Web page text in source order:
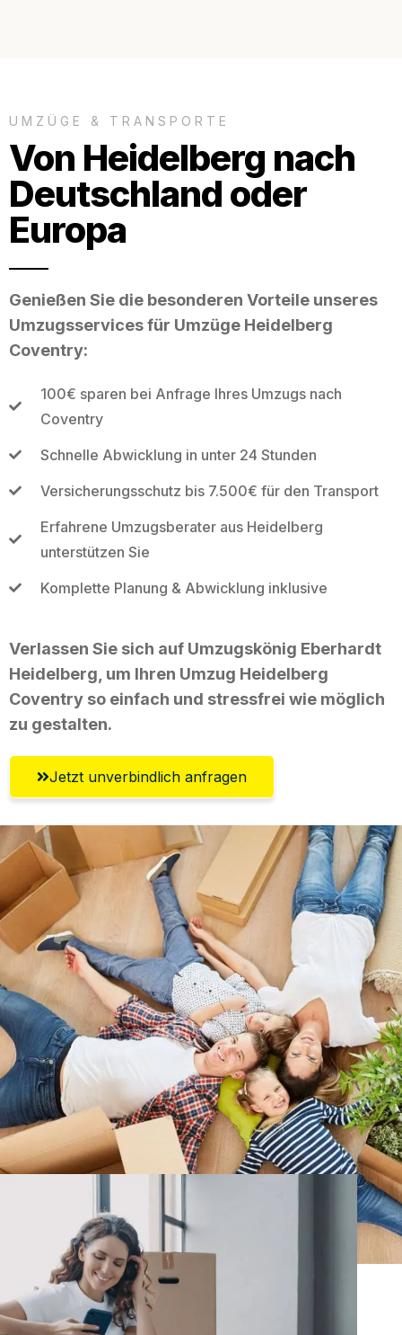
UMZÜGE & TRANSPORTE
Von Heidelberg nach
Deutschland oder
Europa
Genießen Sie die besonderen Vorteile unseres
Umzugsservices für Umzüge Heidelberg
Coventry:
100€ sparen bei Anfrage Ihres Umzugs nach
Coventry
Schnelle Abwicklung in unter 24 Stunden
Versicherungsschutz bis 7.500€ für den Transport
Erfahrene Umzugsberater aus Heidelberg
unterstützen Sie
Komplette Planung & Abwicklung inklusive
Verlassen Sie sich auf Umzugskönig Eberhardt
Heidelberg, um Ihren Umzug Heidelberg
Coventry so einfach und stressfrei wie möglich
zu gestalten.
Jetzt unverbindlich anfragen